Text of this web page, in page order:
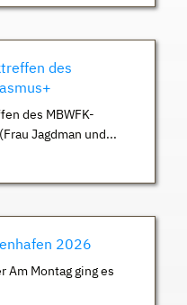
des
des MBWFK-
Jagdman und...
2026
Am Montag ging es